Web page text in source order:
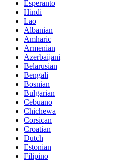
Esperanto
Hindi
Lao
Albanian
Amharic
Armenian
Azerbaijani
Belarusian
Bengali
Bosnian
Bulgarian
Cebuano
Chichewa
Corsican
Croatian
Dutch
Estonian
Filipino